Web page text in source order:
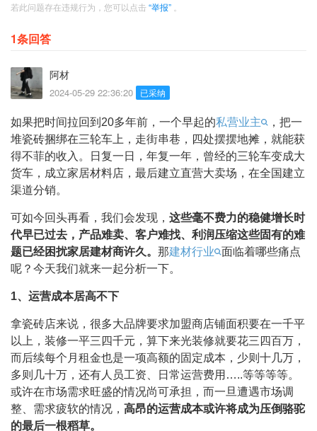
若此问题存在违规行为，您可以点击“举报”
1条回答
阿材
2024-05-29 22:36:20 已采纳
如果把时间拉回到20多年前，一个早起的私营业主
，把一
堆瓷砖捆绑在三轮车上，走街串巷，四处摆摆地摊，就能获
得不菲的收入。日复一日，年复一年，曾经的三轮车变成大
货车，成立家居材料店，最后建立直营大卖场，在全国建立
渠道分销。
可如今回头再看，我们会发现， 这些毫不费力的稳健增长时
代早已过去，产品难卖、客户难找、利润压缩这些固有的难
题已经困扰家居建材商许久。 那建材行业
面临着哪些痛点
呢？今天我们就来一起分析一下。
1、运营成本居高不下
拿瓷砖店来说，很多大品牌要求加盟商店铺面积要在一千平
以上，装修一平三四千元，算下来光装修就要花三四百万，
而后续每个月租金也是一项高额的固定成本，少则十几万，
多则几十万，还有人员工资、日常运营费用…..等等等等。
或许在市场需求旺盛的情况尚可承担，而一旦遭遇市场调
整、需求疲软的情况， 高昂的运营成本或许将成为压倒骆驼
的最后一根稻草。